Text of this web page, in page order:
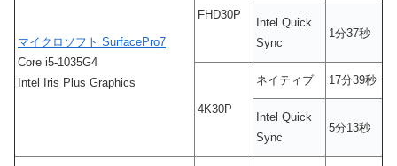
マイクロソフト SurfacePro7
Core i5-1035G4
Intel Iris Plus Graphics
FHD30P
Intel Quick
Sync
1分37秒
4K30P
ネイティブ 17分39秒
Intel Quick
Sync
5分13秒